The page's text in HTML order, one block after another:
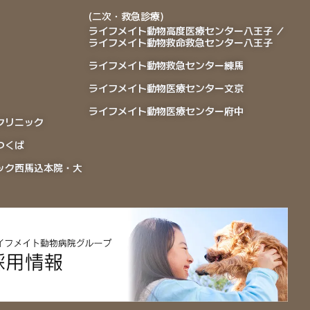
リニック
くば
ク西馬込本院・大
(二次・救急診療)
ライフメイト動物高度医療センター八王子 ／
ライフメイト動物救命救急センター八王子
ライフメイト動物救急センター練馬
ライフメイト動物医療センター文京
ライフメイト動物医療センター府中